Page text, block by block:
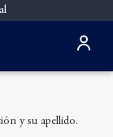
y su apellido.